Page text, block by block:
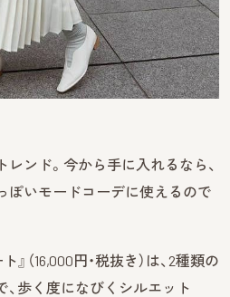
ンド。今から手に入れるなら、
ぽいモードコーデに使えるので
（16,000円・税抜き）は、2種類の
歩く度になびくシルエット